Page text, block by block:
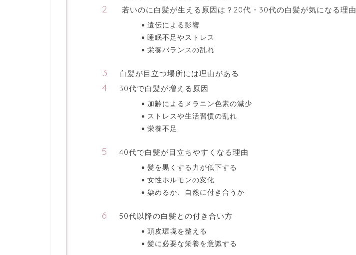
若いのに白髪が生える原因は？20代・30代の白髪が気になる理由
遺伝による影響
睡眠不足やストレス
栄養バランスの乱れ
白髪が目立つ場所には理由がある
30代で白髪が増える原因
加齢によるメラニン色素の減少
ストレスや生活習慣の乱れ
栄養不足
40代で白髪が目立ちやすくなる理由
髪を黒くする力が低下する
女性ホルモンの変化
染めるか、自然に付き合うか
50代以降の白髪との付き合い方
頭皮環境を整える
髪に必要な栄養を意識する